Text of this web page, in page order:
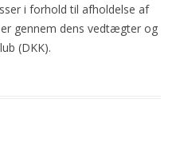
i forhold til afholdelse af
gennem dens vedtægter og
(DKK).